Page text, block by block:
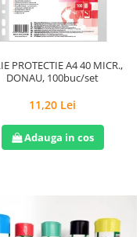
PROTECTIE A4 40 MICR.,
DONAU, 100buc/set
11,20 Lei
Adauga in cos